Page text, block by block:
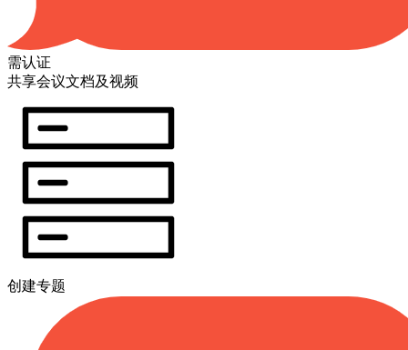
需认证
共享会议文档及视频
创建专题